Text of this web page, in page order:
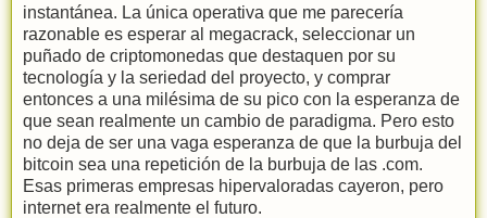
instantánea. La única operativa que me parecería
razonable es esperar al megacrack, seleccionar un
puñado de criptomonedas que destaquen por su
tecnología y la seriedad del proyecto, y comprar
entonces a una milésima de su pico con la esperanza de
que sean realmente un cambio de paradigma. Pero esto
no deja de ser una vaga esperanza de que la burbuja del
bitcoin sea una repetición de la burbuja de las .com.
Esas primeras empresas hipervaloradas cayeron, pero
internet era realmente el futuro.